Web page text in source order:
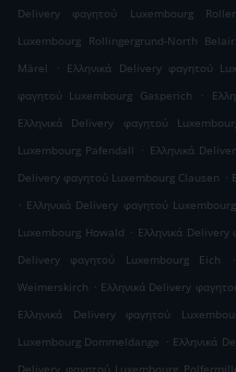
Delivery φαγητού Luxembourg
Luxembourg Rollingergrund-North Belair
Märel
. Ελληνικά Delivery φαγητού
φαγητού Luxembourg Gasperich
.
Ελληνικά Delivery φαγητού
Luxembourg Pafendall . Ελληνικά
Delivery φαγητού Luxembourg Clausen .
. Ελληνικά Delivery φαγητού
Luxembourg Howald . Ελληνικά
Delivery φαγητού Luxembourg Eich
.
Weimerskirch . Ελληνικά Delivery
Ελληνικά Delivery φαγητού
Luxembourg Dommeldange . Ελληνικά